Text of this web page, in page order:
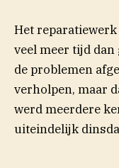
Het
veel meer tijd
de problemen
verholpen, maar
werd meerdere
uiteindelijk